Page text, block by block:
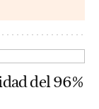
del 96%